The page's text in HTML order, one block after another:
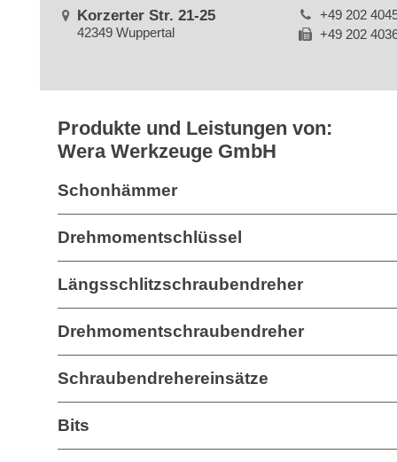
Korzerter Str. 21-25
42349 Wuppertal
+49 202
+49 202
Produkte und Leistungen von:
Wera Werkzeuge GmbH
Schonhämmer
Drehmomentschlüssel
Längsschlitzschraubendreher
Drehmomentschraubendreher
Schraubendrehereinsätze
Bits